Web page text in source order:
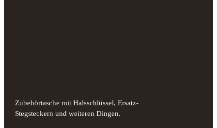
Zubehörtasche mit Halsschlüssel, Ersatz-
Stegsteckern und weiteren Dingen.